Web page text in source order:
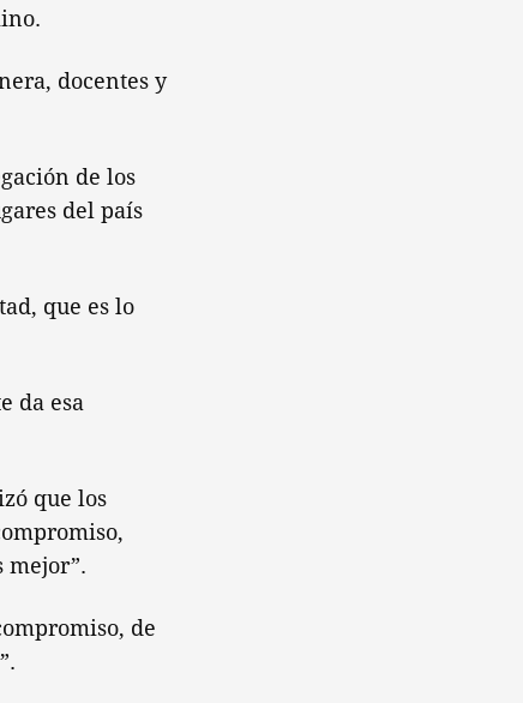
docentes y
de los
del país
que es lo
da esa
que los
mejor”.
de